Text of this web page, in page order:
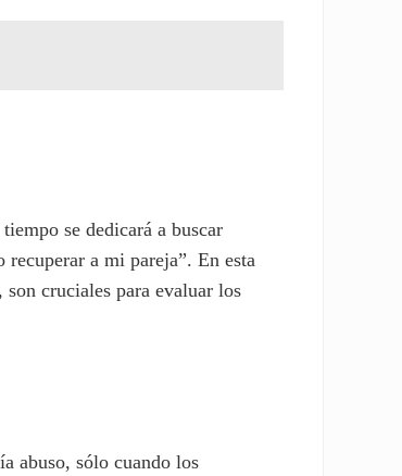
se dedicará a buscar
a mi pareja”. En esta
cruciales para evaluar los
abuso, sólo cuando los